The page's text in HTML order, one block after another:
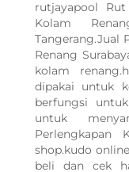
rutjayapool
Kolam
Tangerang.Jual
Renang
kolam
dipakai untuk
berfungsi
untuk
Perlengkapan
shop.kudo
beli dan cek